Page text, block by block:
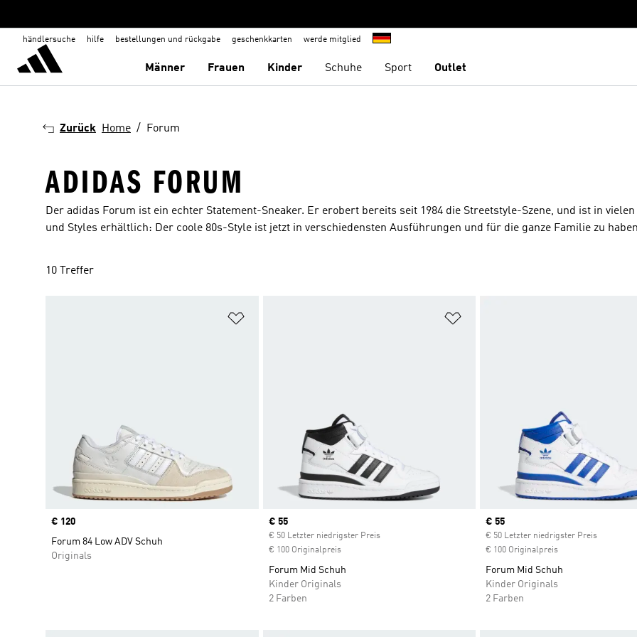
händlersuche hilfe bestellungen und rückgabe geschenkkarten werde mitglied
Männer Frauen Kinder Schuhe Sport Outlet
Zurück Home Forum
ADIDAS FORUM
Der adidas Forum ist ein echter Statement-Sneaker. Er erobert bereits seit 1984 die Streetstyle-Szene, und ist in vielen
und Styles erhältlich: Der coole 80s-Style ist jetzt in verschiedensten Ausführungen und für die ganze Familie zu
10 Treffer
Price
€ 120
Forum 84 Low ADV Schuh
Originals
Current price
€ 55
€ 50 Letzter niedrigster Preis
€ 100 Originalpreis
Forum Mid Schuh
Kinder Originals
2 Farben
Current price
€ 55
€ 50 Letzter niedrigster Preis
€ 100 Originalpreis
Forum Mid Schuh
Kinder Originals
2 Farben